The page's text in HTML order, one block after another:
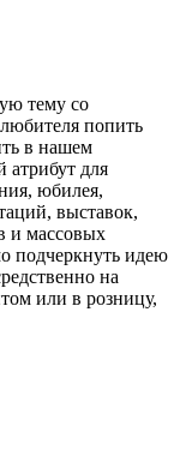
тему со
попить
в нашем
атрибут для
юбилея,
выставок,
и массовых
подчеркнуть идею
на
или в розницу,